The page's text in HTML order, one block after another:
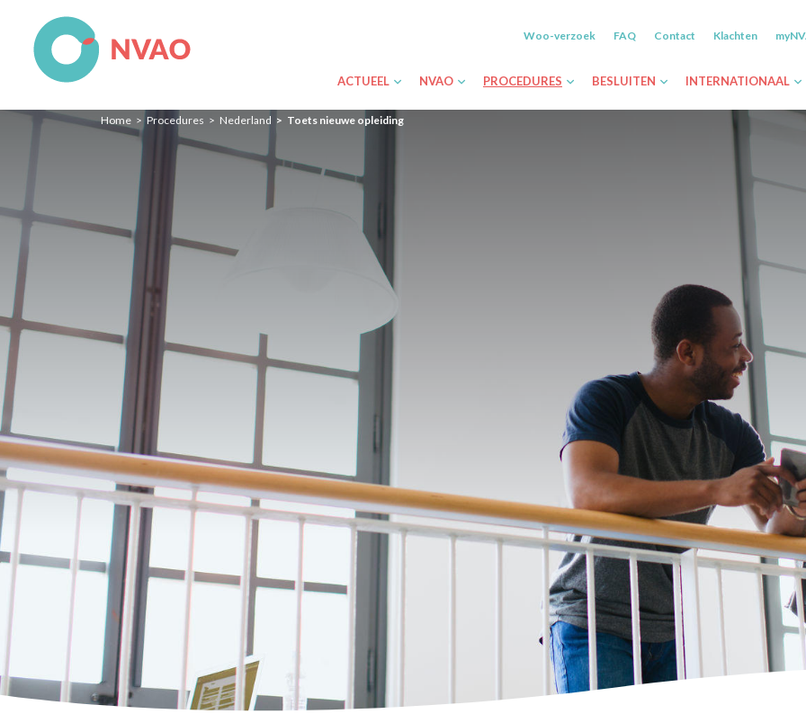
Woo-verzoek FAQ Contact Klachten
ACTUEEL NVAO PROCEDURES BESLUITEN INTERNATIONAAL
Home Procedures Nederland Toets nieuwe opleiding